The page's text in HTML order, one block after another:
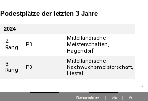
Podestplätze der letzten 3 Jahre
2024
2.
Rang
P3
Mittelländische
Meisterschaften,
Hägendorf
3.
Rang
P3
Mittelländische
Nachwuchsmeisterschaft,
Liestal
Datenschutz de fr